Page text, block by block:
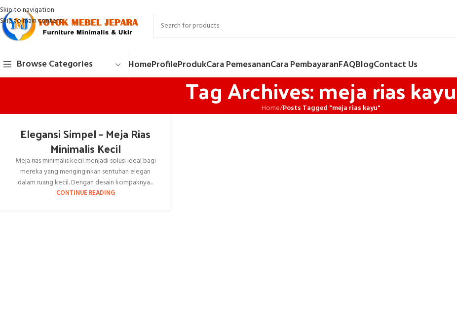
Skip to navigation
Skip to main content
Browse Categories HomeProfileProdukCara PemesananCara PembayaranFAQBlogContact Us
Tag Archives: meja rias kayu
Home/Posts Tagged "meja rias kayu"
Elegansi Simpel – Meja Rias
Minimalis Kecil
Meja rias minimalis kecil menjadi solusi ideal bagi
mereka yang menginginkan sentuhan elegan
dalam ruang kecil. Dengan desain kompaknya...
CONTINUE READING